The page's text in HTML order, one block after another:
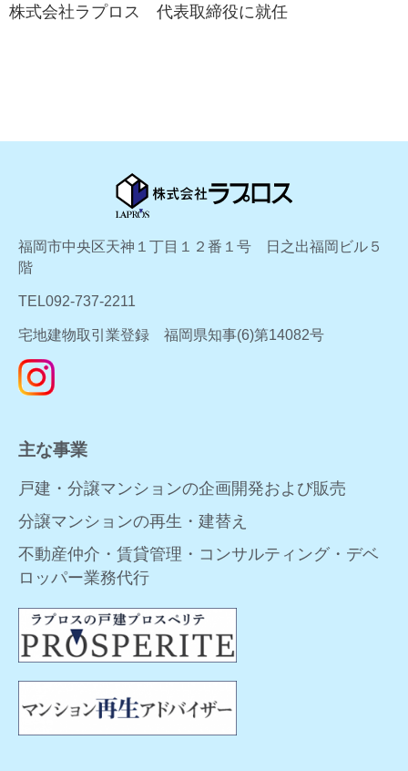
株式会社ラプロス 代表取締役に就任
福岡市中央区天神１丁目１２番１号 日之出福岡ビル５
階
TEL092-737-2211
宅地建物取引業登録 福岡県知事(6)第14082号
主な事業
戸建・分譲マンションの企画開発および販売
分譲マンションの再生・建替え
不動産仲介・賃貸管理・コンサルティング・デベ
ロッパー業務代行